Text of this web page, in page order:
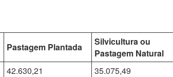
Pastagem Plantada
Silvicultura ou
Pastagem Natural
42.630,21 35.075,49